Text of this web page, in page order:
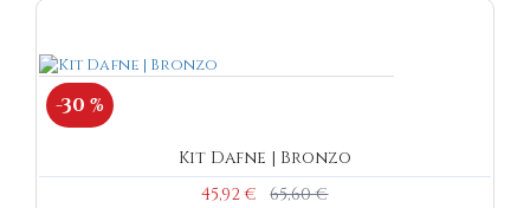
-30 %
Kit Dafne | Bronzo
45,92 €
65,60 €